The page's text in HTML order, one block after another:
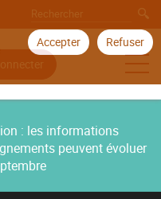
Accepter Refuser
: les informations
peuvent évoluer